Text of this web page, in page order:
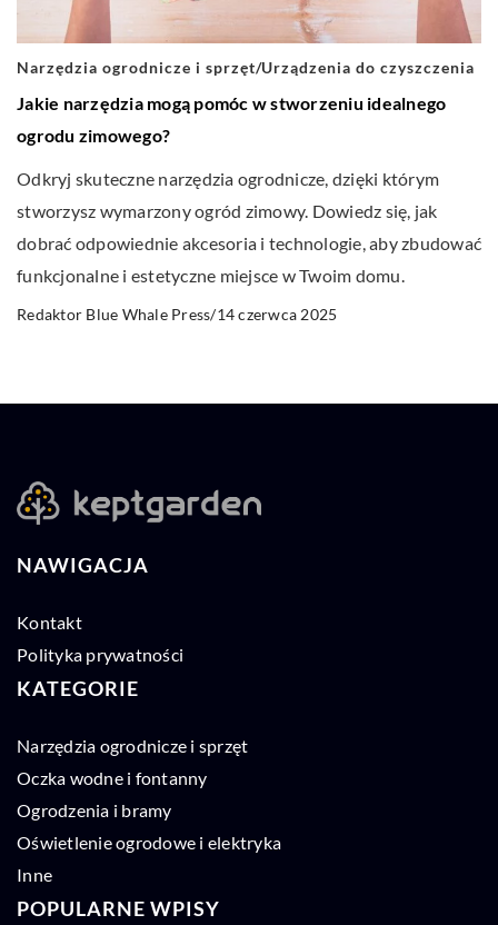
Narzędzia ogrodnicze i sprzęt/Urządzenia do czyszczenia
Jakie narzędzia mogą pomóc w stworzeniu idealnego
ogrodu zimowego?
Odkryj skuteczne narzędzia ogrodnicze, dzięki którym
stworzysz wymarzony ogród zimowy. Dowiedz się, jak
dobrać odpowiednie akcesoria i technologie, aby zbudować
funkcjonalne i estetyczne miejsce w Twoim domu.
Redaktor Blue Whale Press/14 czerwca 2025
NAWIGACJA
Kontakt
Polityka prywatności
KATEGORIE
Narzędzia ogrodnicze i sprzęt
Oczka wodne i fontanny
Ogrodzenia i bramy
Oświetlenie ogrodowe i elektryka
Inne
POPULARNE WPISY